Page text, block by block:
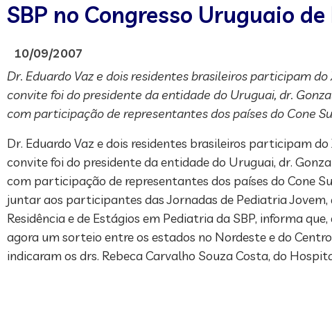
SBP no Congresso Uruguaio
10/09/2007
Dr. Eduardo Vaz e dois residentes brasileiros participam
convite foi do presidente da entidade do Uruguai, dr.
com participação de representantes dos países do Cone
Dr. Eduardo Vaz e dois residentes brasileiros participam
convite foi do presidente da entidade do Uruguai, dr.
com participação de representantes dos países do Cone
juntar aos participantes das Jornadas de Pediatria Jovem,
Residência e de Estágios em Pediatria da SBP, informa
agora um sorteio entre os estados no Nordeste e do
indicaram os drs. Rebeca Carvalho Souza Costa, do